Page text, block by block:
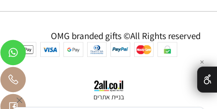
בניית אתרים
✕